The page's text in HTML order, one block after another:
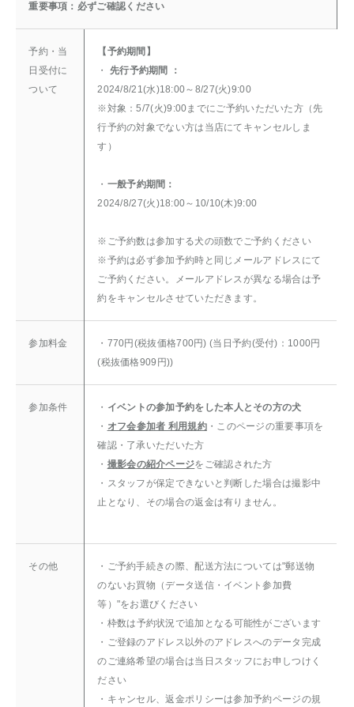
重要事項：必ずご確認ください
予約・当
日受付に
ついて
【予約期間】
・ 先行予約期間 ：
2024/8/21(水)18:00～8/27(火)9:00
※対象：5/7(火)9:00までにご予約いただいた方（先
行予約の対象でない方は当店にてキャンセルしま
す）
・ 一般予約期間：
2024/8/27(火)18:00～10/10(木)9:00
※ご予約数は参加する犬の頭数でご予約ください
※予約は必ず参加予約時と同じメールアドレスにて
ご予約ください。メールアドレスが異なる場合は予
約をキャンセルさせていただきます。
参加料金
・770円(税抜価格700円) (当日予約(受付)：1000円
(税抜価格909円))
参加条件 ・ イベントの参加予約をした本人とその方の犬
・ オフ会参加者 利用規約・このページの重要事項を
確認・了承いただいた方
・ 撮影会の紹介ページをご確認された方
・スタッフが保定できないと判断した場合は撮影中
止となり、その場合の返金は有りません。
その他
・ご予約手続きの際、配送方法については"郵送物
のないお買物（データ送信・イベント参加費
等）"をお選びください
・ 枠数は予約状況で追加となる可能性がございます
・ご登録のアドレス以外のアドレスへのデータ完成
のご連絡希望の場合は当日スタッフにお申しつけく
ださい
・キャンセル、返金ポリシーは参加予約ページの規